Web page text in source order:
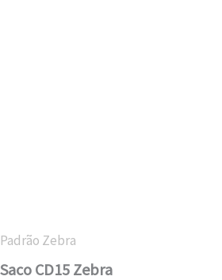
Padrão Zebra
Saco CD15 Zebra